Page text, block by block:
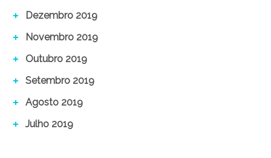
Dezembro 2019
Novembro 2019
Outubro 2019
Setembro 2019
Agosto 2019
Julho 2019